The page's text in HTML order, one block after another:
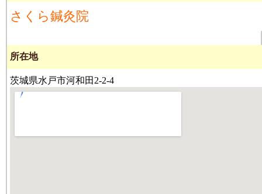
さくら鍼灸院
所在地
茨城県水戸市河和田2-2-4